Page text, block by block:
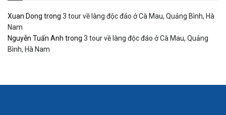
Xuan Dong trong 3 tour về làng độc đáo ở Cà Mau, Quảng Bình, Hà
Nam
Nguyễn Tuấn Anh trong 3 tour về làng độc đáo ở Cà Mau, Quảng
Bình, Hà Nam